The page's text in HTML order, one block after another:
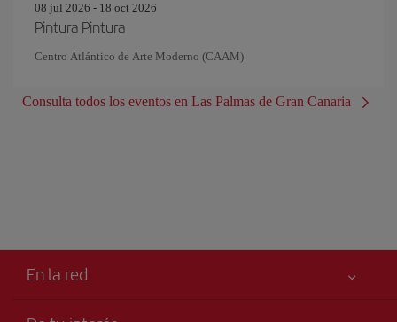
08 jul 2026 - 18 oct 2026
Pintura Pintura
Centro Atlántico de Arte Moderno (CAAM)
Consulta todos los eventos en Las Palmas de Gran Canaria
En la red